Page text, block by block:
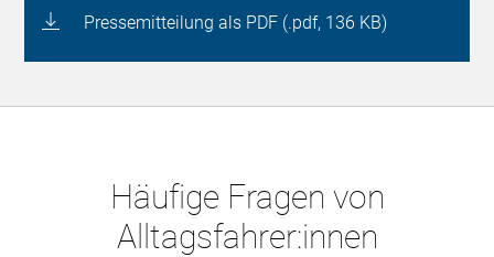
Pressemitteilung als PDF (.pdf, 136 KB)
Häufige Fragen von
Alltagsfahrer:innen